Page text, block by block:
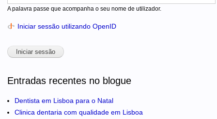
A palavra passe que acompanha o seu nome de utilizador.
Iniciar sessão utilizando OpenID
Entradas recentes no blogue
Dentista em Lisboa para o Natal
Clinica dentaria com qualidade em Lisboa